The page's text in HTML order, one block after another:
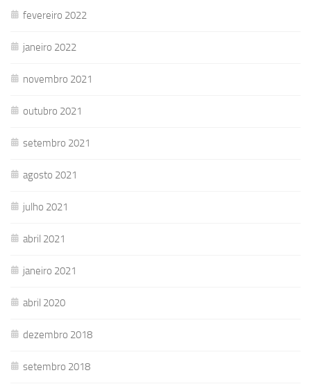
fevereiro 2022
janeiro 2022
novembro 2021
outubro 2021
setembro 2021
agosto 2021
julho 2021
abril 2021
janeiro 2021
abril 2020
dezembro 2018
setembro 2018